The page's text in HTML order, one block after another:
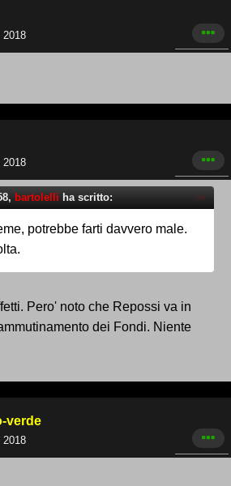
2018
2018
bartolelli ha scritto:
potrebbe farti davvero male.
Pero' noto che Repossi va in
dei Fondi. Niente
verde
2018